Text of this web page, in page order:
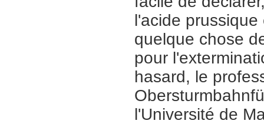
l'acide
quelque chose
pour
hasard, le
l'Université de